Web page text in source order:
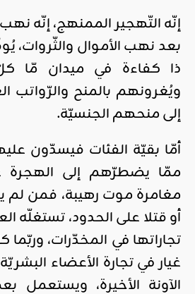
إنّه التّهجير الممنهج، إنّه
بعد نهب الأموال والثّروات،
ذا كفاءة في ميدان مّا
ويُغرونهم بالمنح والرّواتب
إلى منحهم الجنسيّة.
أمّا بقيّة الفئات فيسدّون
ممّا يضطرّهم إلى الهجرة
مغامرة موت رهيبة، فمن لم
أو قتلا على الحدود، تستغلّه
تجاراتها في المخدّرات،
غيار في تجارة الأعضاء
الآونة الأخيرة،